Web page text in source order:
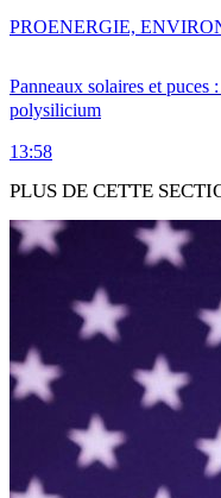
Panneaux solaires et puces
polysilicium
13:58
PROENERGIE,
PLUS DE CETTE